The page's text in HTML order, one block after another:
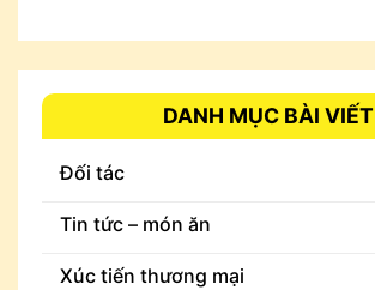
DANH MỤC BÀI VIẾT
Đối tác
Tin tức – món ăn
Xúc tiến thương mại